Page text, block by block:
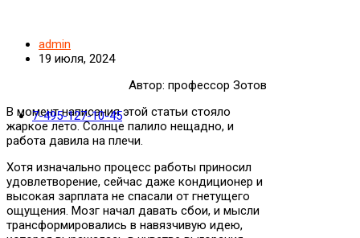
7-495-127-10-45
admin
19 июля, 2024
Автор: профессор Зотов
В момент написания этой статьи стояло
жаркое лето. Солнце палило нещадно, и
работа давила на плечи.
Хотя изначально процесс работы приносил
удовлетворение, сейчас даже кондиционер и
высокая зарплата не спасали от гнетущего
ощущения. Мозг начал давать сбои, и мысли
трансформировались в навязчивую идею,